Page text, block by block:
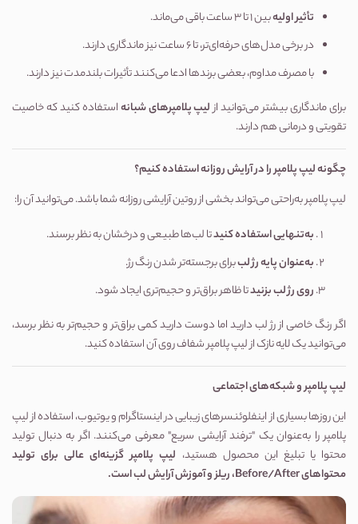
تأثیر اولیهبین ۱ تا ۳ ساعت باقی می‌ماند.
در برخی مدل‌های حرفه‌ای‌تر، تا ۶ ساعت نیز ماندگاری دارند.
با مصرف مداوم، بعضی برندها ادعا می‌کنند تأثیرات بلندمدت نیز دارند.
برای ماندگاری بیشتر می‌توانید ازلیپ پلامپرهای شبانهاستفاده کنید که خاصیت
تقویتی و درمانی هم دارند.
چگونه لیپ پلامپر را در آرایش روزانه استفاده کنیم؟
لیپ پلامپر به‌راحتی می‌تواند بخشی از روتین آرایشی روزانه شما باشد. می‌توانید آن را:
به‌تنهایی استفاده کنیدتا لب‌ها طبیعی و درخشان به نظر برسند.
به‌عنوان پایه رژ لببرای برجسته‌تر شدن رنگ رژ.
روی رژ لب بزنیدتا ظاهر براق‌تر و حجیم‌تری ایجاد شود.
اگر رنگ خاصی از رژ لب دارید اما دوست دارید کمی براق‌تر و حجیم‌تر به نظر برسد،
می‌توانید یک لایه نازک از لیپ پلامپر شفاف روی آن استفاده کنید.
لیپ پلامپر و شبکه‌های اجتماعی
این روزها بسیاری از اینفلوئنسرهای زیبایی در اینستاگرام و یوتیوب، استفاده از لیپ
پلامپر را به‌عنوان یک "ترفند آرایشی سریع" معرفی می‌کنند. اگر به دنبال تولید
محتوا یا تبلیغ این محصول هستید، لیپ پلامپر گزینه‌ای عالی برای تولید
محتواهای
، ریلز و آموزش آرایش لب است.